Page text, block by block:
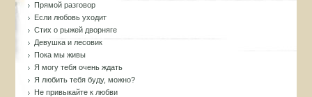
Прямой разговор
Если любовь уходит
Стих о рыжей дворняге
Девушка и лесовик
Пока мы живы
Я могу тебя очень ждать
Я любить тебя буду, можно?
Не привыкайте к любви